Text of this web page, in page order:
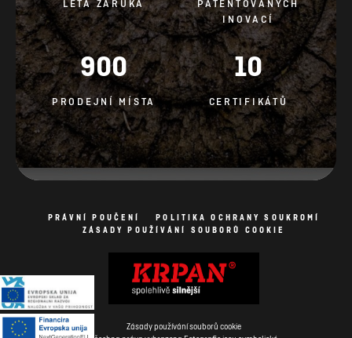
LETÁ ZÁRUKA
PATENTOVANÝCH
INOVACÍ
900
PRODEJNÍ MÍSTA
10
CERTIFIKÁTŮ
PRÁVNÍ POUČENÍ
POLITIKA OCHRANY SOUKROMÍ
ZÁSADY POUŽÍVÁNÍ SOUBORŮ COOKIE
Zásady používání souborů cookie